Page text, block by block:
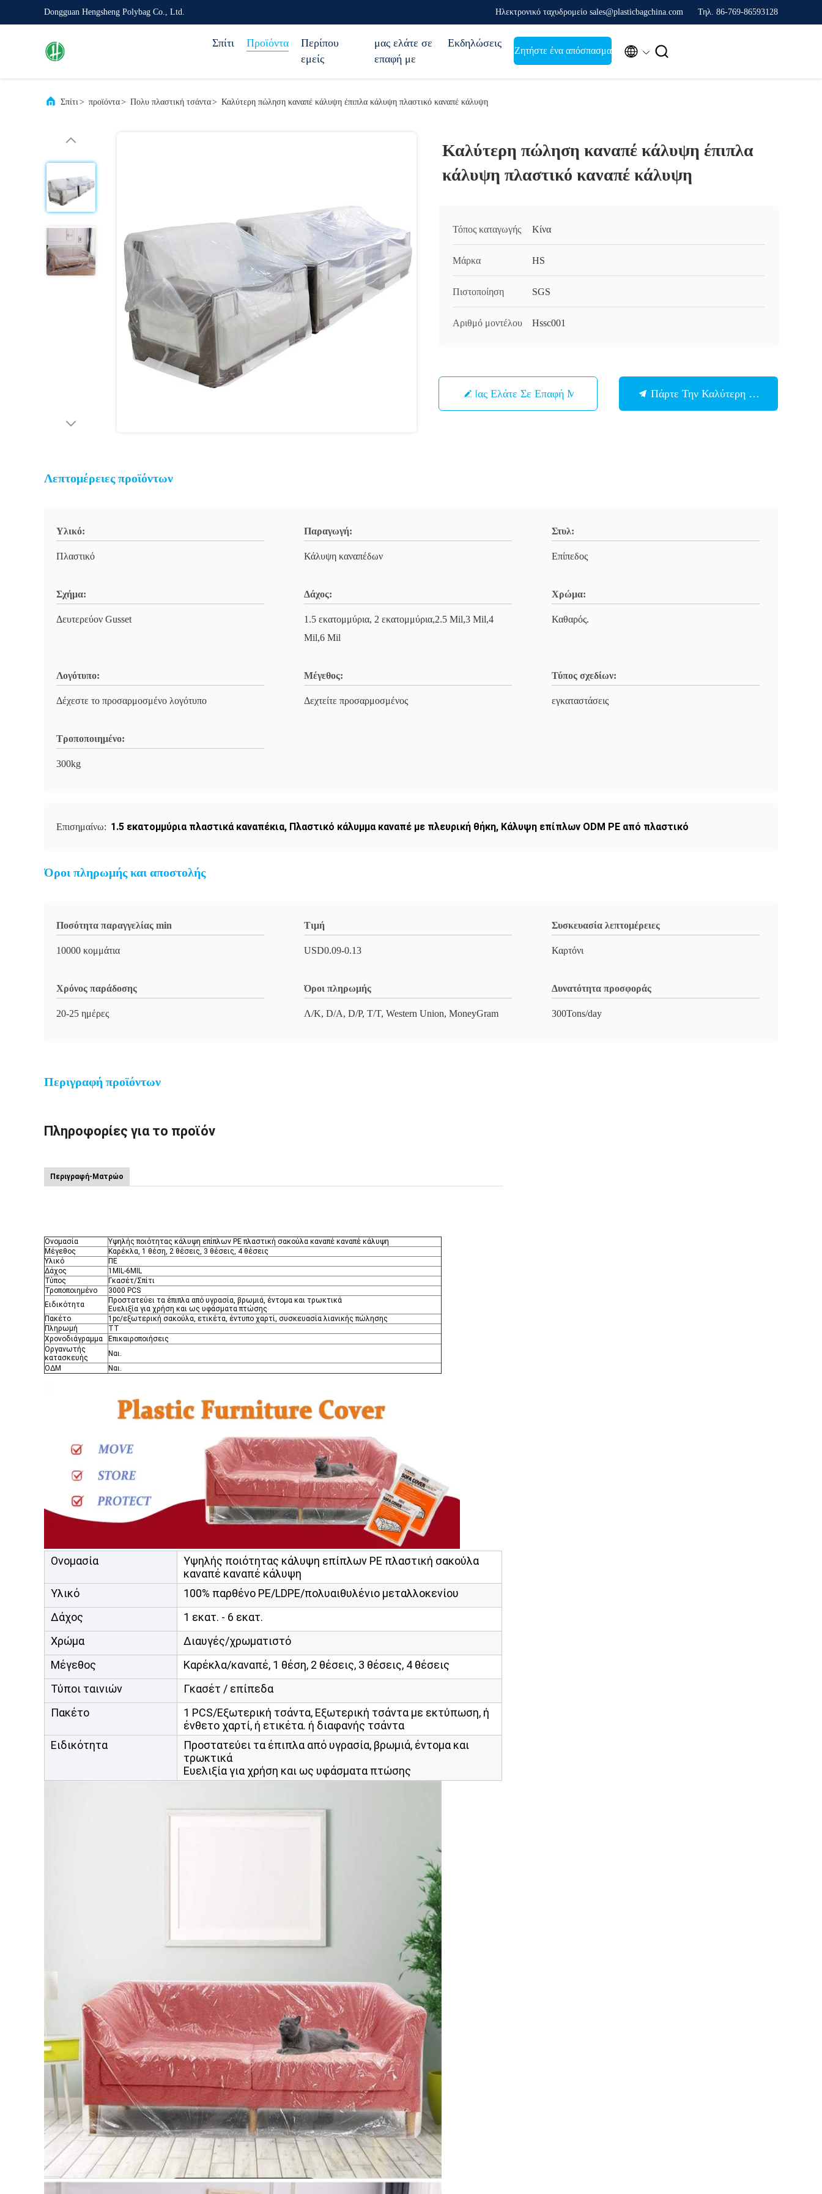
Dongguan Hengsheng Polybag Co., Ltd. Ηλεκτρονικό ταχυδρομείο sales@plasticbagchina.com Τηλ. 86-769-86593128
Σπίτι Προϊόντα
Περίπου
εμείς
μας ελάτε σε
επαφή με
Εκδηλώσεις
Ζητήστε ένα απόσπασμα  
Σπίτι> προϊόντα> Πολυ πλαστική τσάντα> Καλύτερη πώληση καναπέ κάλυψη έπιπλα κάλυψη πλαστικό καναπέ κάλυψη
Καλύτερη πώληση καναπέ κάλυψη έπιπλα
κάλυψη πλαστικό καναπέ κάλυψη
Τόπος καταγωγής Κίνα
Μάρκα HS
Πιστοποίηση SGS
Αριθμό μοντέλου Hssc001
Μας Ελάτε Σε Επαφή Με Πάρτε Την Καλύτερη Τιμή
Λεπτομέρειες προϊόντων
Υλικό:
Πλαστικό
Παραγωγή:
Κάλυψη καναπέδων
Στυλ:
Επίπεδος
Σχήμα:
Δευτερεύον Gusset
Δάχος:
1.5 εκατομμύρια, 2 εκατομμύρια,2.5 Mil,3 Mil,4
Mil,6 Mil
Χρώμα:
Καθαρός.
Λογότυπο:
Δέχεστε το προσαρμοσμένο λογότυπο
Μέγεθος:
Δεχτείτε προσαρμοσμένος
Τύπος σχεδίων:
εγκαταστάσεις
Τροποποιημένο:
300kg
Επισημαίνω: 1.5 εκατομμύρια πλαστικά καναπέκια, Πλαστικό κάλυμμα καναπέ με πλευρική θήκη, Κάλυψη επίπλων ODM PE από πλαστικό
Όροι πληρωμής και αποστολής
Ποσότητα παραγγελίας min
10000 κομμάτια
Τιμή
USD0.09-0.13
Συσκευασία λεπτομέρειες
Καρτόνι
Χρόνος παράδοσης
20-25 ημέρες
Όροι πληρωμής
Λ/Κ, D/A, D/P, T/T, Western Union, MoneyGram
Δυνατότητα προσφοράς
300Tons/day
Περιγραφή προϊόντων
Πληροφορίες για το προϊόν
Περιγραφή-Ματρώο
Ονομασία
Υψηλής ποιότητας κάλυψη επίπλων PE πλαστική σακούλα καναπέ καναπέ κάλυψη
Μέγεθος
Καρέκλα, 1 θέση, 2 θέσεις, 3 θέσεις, 4 θέσεις
Υλικό
ΠΕ
Δάχος
1MIL-6MIL
Τύπος
Γκασέτ/Σπίτι
Τροποποιημένο
3000 PCS
Ειδικότητα
Προστατεύει τα έπιπλα από υγρασία, βρωμιά, έντομα και τρωκτικά
Ευελιξία για χρήση και ως υφάσματα πτώσης
Πακέτο
1pc/εξωτερική σακούλα, ετικέτα, έντυπο χαρτί, συσκευασία λιανικής πώλησης
Πληρωμή
ΤΤ
Χρονοδιάγραμμα
Επικαιροποιήσεις
Οργανωτής
κατασκευής
Ναι.
ΟΔΜ
Ναι.
Ονομασία
Υψηλής ποιότητας κάλυψη επίπλων PE πλαστική σακούλα
καναπέ καναπέ κάλυψη
Υλικό
100% παρθένο PE/LDPE/πολυαιθυλένιο μεταλλοκενίου
Δάχος
1 εκατ. - 6 εκατ.
Χρώμα
Διαυγές/χρωματιστό
Μέγεθος
Καρέκλα/καναπέ, 1 θέση, 2 θέσεις, 3 θέσεις, 4 θέσεις
Τύποι ταινιών
Γκασέτ / επίπεδα
Πακέτο
1 PCS/Εξωτερική τσάντα, Εξωτερική τσάντα με εκτύπωση, ή
ένθετο χαρτί, ή ετικέτα. ή διαφανής τσάντα
Ειδικότητα
Προστατεύει τα έπιπλα από υγρασία, βρωμιά, έντομα και
τρωκτικά
Ευελιξία για χρήση και ως υφάσματα πτώσης